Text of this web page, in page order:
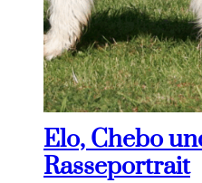
Elo, Chebo
Rasseportrait